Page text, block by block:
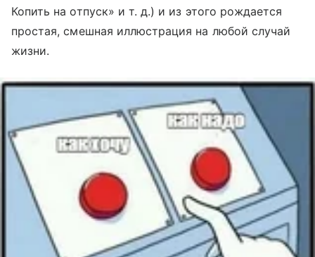
Копить на отпуск» и т. д.) и из этого рождается
простая, смешная иллюстрация на любой случай
жизни.